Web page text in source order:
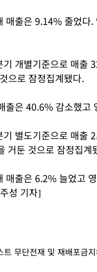
매출은 9.14% 줄었다
개별기준으로 매출
으로 잠정집계됐다.
출은 40.6% 감소했고
별도기준으로 매출
거둔 것으로 잠정집계
매출은 6.2% 늘었고
성 기자]
무단전재 및 재배포금